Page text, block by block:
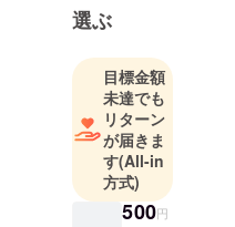
選ぶ
目標金額
未達でも
リターン
が届きま
す(All-in
方式)
500円